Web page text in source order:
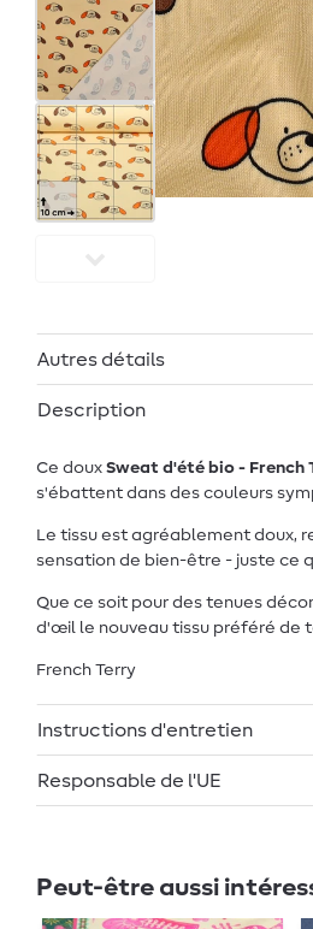
Autres détails
Description
Ce doux Sweat d'été bio - French
s'ébattent dans des couleurs
Le tissu est agréablement doux,
sensation de bien-être - juste ce
Que ce soit pour des tenues
d'œil le nouveau tissu préféré de
French Terry
Instructions d'entretien
Responsable de l'UE
Peut-être aussi